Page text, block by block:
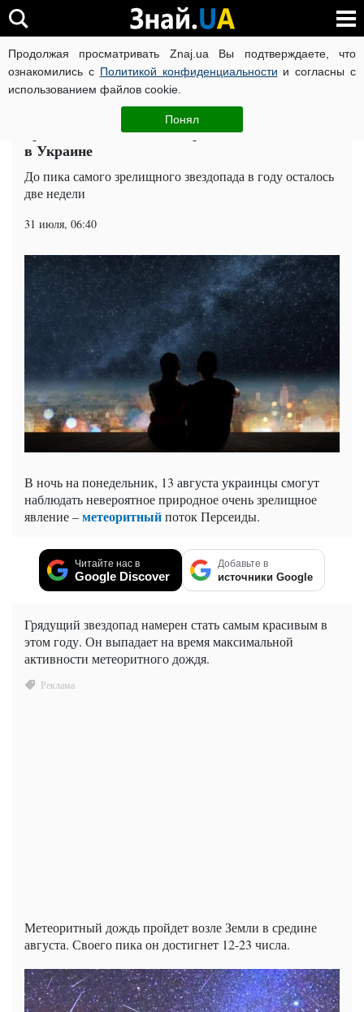
Продолжая просматривать Znaj.ua Вы подтверждаете, что
ознакомились с Политикой конфиденциальности и согласны с
использованием файлов cookie.
Понял
ВОЙНА РОССИИ ПРОТИВ УКРАИНЫ КОРОНАВИРУС В
ЧИТАТИ УКРАЇНСЬКОЮ
Зрелищный звездопад Персеиды: названа дата
в Украине
До пика самого зрелищного звездопада в году осталось
две недели
31 июля, 06:40
В ночь на понедельник, 13 августа украинцы смогут
наблюдать невероятное природное очень зрелищное
явление –метеоритныйпоток Персеиды.
Читайте нас в
Google Discover
Добавьте в
источники Google
Грядущий звездопад намерен стать самым красивым в
этом году. Он выпадает на время максимальной
активности метеоритного дождя.
Метеоритный дождь пройдет возле Земли в средине
августа. Своего пика он достигнет 12-23 числа.